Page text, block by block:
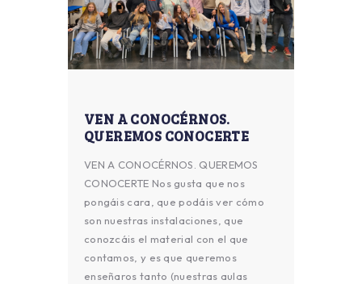
VEN A CONOCÉRNOS.
QUEREMOS CONOCERTE
VEN A CONOCÉRNOS. QUEREMOS
CONOCERTE Nos gusta que nos
pongáis cara, que podáis ver cómo
son nuestras instalaciones, que
conozcáis el material con el que
contamos, y es que queremos
enseñaros tanto (nuestras aulas